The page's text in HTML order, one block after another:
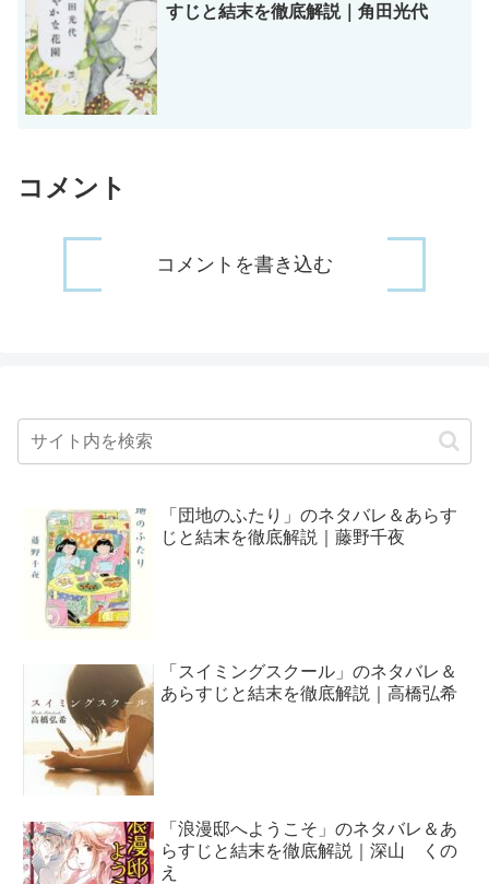
すじと結末を徹底解説｜角田光代
コメント
コメントを書き込む
「団地のふたり」のネタバレ＆あらす
じと結末を徹底解説｜藤野千夜
「スイミングスクール」のネタバレ＆
あらすじと結末を徹底解説｜高橋弘希
「浪漫邸へようこそ」のネタバレ＆あ
らすじと結末を徹底解説｜深山 くの
え